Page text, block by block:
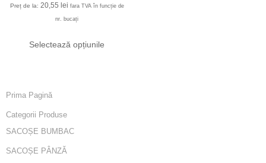
Preț de la: 20,55 lei fara TVA în funcție de
nr. bucați
Selectează opțiunile
Prima Pagină
Categorii Produse
SACOȘE BUMBAC
SACOȘE PÂNZĂ